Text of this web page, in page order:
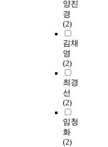
양진
경
(2)
김채
영
(2)
최경
선
(2)
임청
화
(2)